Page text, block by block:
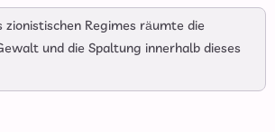
zionistischen Regimes räumte die
und die Spaltung innerhalb dieses